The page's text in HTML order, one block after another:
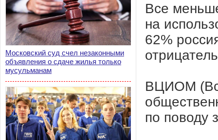
Московский суд счел незаконными
объявления о сдаче жилья только
мусульманам
Все
на
62%
ВЦИОМ
по поводу